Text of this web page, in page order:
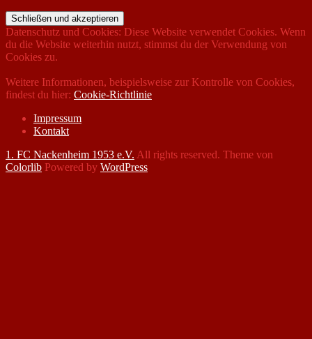
Datenschutz und Cookies: Diese Website verwendet Cookies. Wenn
du die Website weiterhin nutzt, stimmst du der Verwendung von
Cookies zu.
Weitere Informationen, beispielsweise zur Kontrolle von Cookies,
findest du hier: Cookie-Richtlinie
Impressum
Kontakt
1. FC Nackenheim 1953 e.V. All rights reserved. Theme von
Colorlib Powered by WordPress